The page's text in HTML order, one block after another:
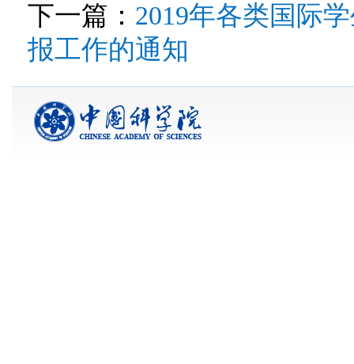
下一篇： 2019年各类国际
报工作的通知